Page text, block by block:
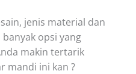
jenis material dan
opsi yang
makin tertarik
mandi ini kan ?